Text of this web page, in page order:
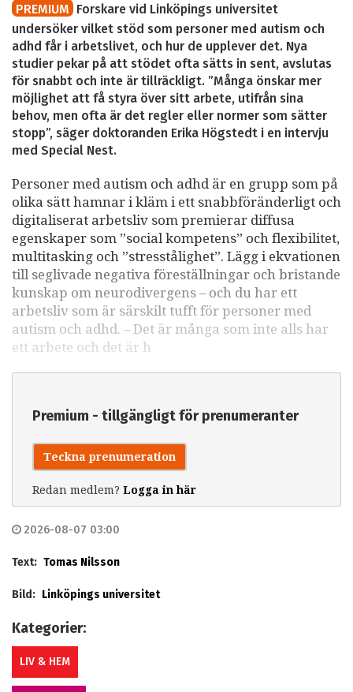
PREMIUM Forskare vid Linköpings universitet
undersöker vilket stöd som personer med autism och
adhd får i arbetslivet, och hur de upplever det. Nya
studier pekar på att stödet ofta sätts in sent, avslutas
för snabbt och inte är tillräckligt. ”Många önskar mer
möjlighet att få styra över sitt arbete, utifrån sina
behov, men ofta är det regler eller normer som sätter
stopp”, säger doktoranden Erika Högstedt i en intervju
med Special Nest.
Personer med autism och adhd är en grupp som på
olika sätt hamnar i kläm i ett snabbföränderligt och
digitaliserat arbetsliv som premierar diffusa
egenskaper som ”social kompetens” och flexibilitet,
multitasking och ”stresstålighet”. Lägg i ekvationen
till seglivade negativa föreställningar och bristande
kunskap om neurodivergens – och du har ett
arbetsliv som är särskilt tufft för personer med
autism och adhd. – Det är många som inte alls har
ett arbete och det är h
Premium - tillgängligt för prenumeranter
Teckna prenumeration
Redan medlem? Logga in här
2026-08-07 03:00
Text: Tomas Nilsson
Bild: Linköpings universitet
Kategorier:
LIV & HEM